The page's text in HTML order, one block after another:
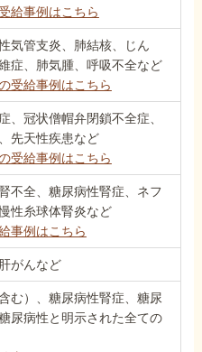
給事例はこちら
気管支炎、肺結核、じん
症、肺気腫、呼吸不全など
受給事例はこちら
、冠状僧帽弁閉鎖不全症、
先天性疾患など
受給事例はこちら
不全、糖尿病性腎症、ネフ
性糸球体腎炎など
事例はこちら
がんなど
む）、糖尿病性腎症、糖尿
尿病性と明示された全ての